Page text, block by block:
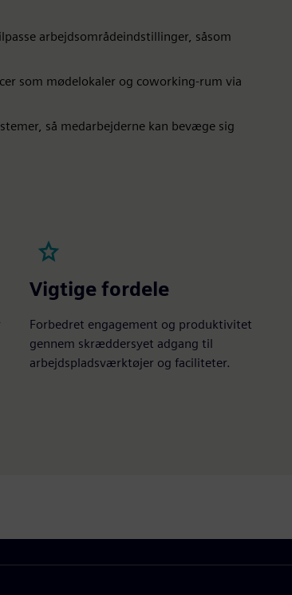
arbejdsområdeindstillinger, såsom
som mødelokaler og coworking-rum via
så medarbejderne kan bevæge sig
Vigtige fordele
Forbedret engagement og produktivitet
gennem skræddersyet adgang til
arbejdspladsværktøjer og faciliteter.